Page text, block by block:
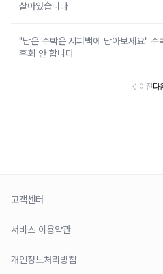
살아있습니다
"남은 수박은 지퍼백에 담아보세요" 수
후회 안 합니다
이전다
고객센터
서비스 이용약관
개인정보처리방침